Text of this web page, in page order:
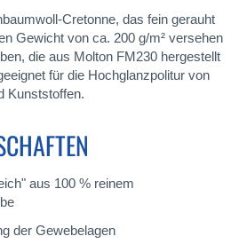
Cretonne, das fein gerauht
Gewicht von ca. 200 g/m² versehen
die aus Molton FM230 hergestellt
für die Hochglanzpolitur von
Kunststoffen.
aus 100 % reinem
der Gewebelagen